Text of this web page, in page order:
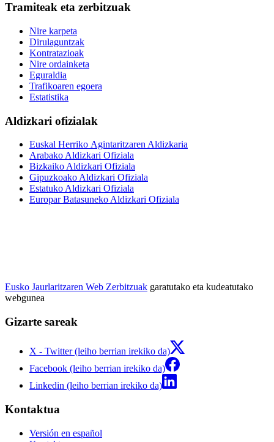
Tramiteak eta zerbitzuak
Nire karpeta
Dirulaguntzak
Kontratazioak
Nire ordainketa
Eguraldia
Trafikoaren egoera
Estatistika
Aldizkari ofizialak
Euskal Herriko Agintaritzaren Aldizkaria
Arabako Aldizkari Ofiziala
Bizkaiko Aldizkari Ofiziala
Gipuzkoako Aldizkari Ofiziala
Estatuko Aldizkari Ofiziala
Europar Batasuneko Aldizkari Ofiziala
Eusko Jaurlaritzaren Web Zerbitzuak garatutako eta kudeatutako
webgunea
Gizarte sareak
X - Twitter (leiho berrian irekiko da)
Facebook (leiho berrian irekiko da)
Linkedin (leiho berrian irekiko da)
Kontaktua
Versión en español